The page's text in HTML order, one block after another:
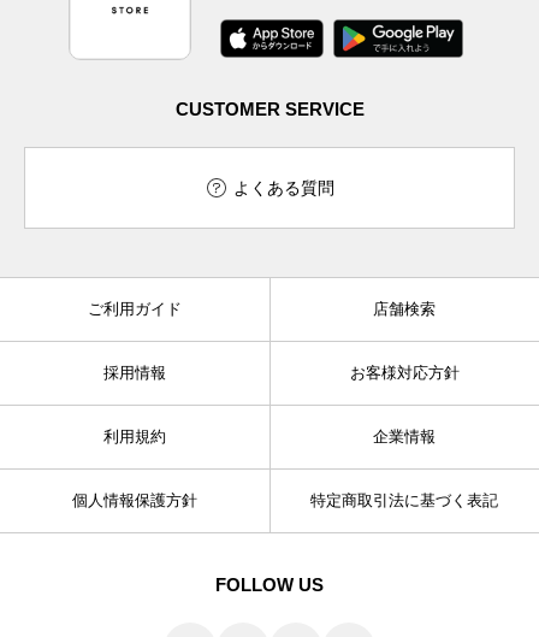
CUSTOMER SERVICE
よくある質問
ご利用ガイド 店舗検索
採用情報 お客様対応方針
利用規約 企業情報
個人情報保護方針 特定商取引法に基づく表記
FOLLOW US